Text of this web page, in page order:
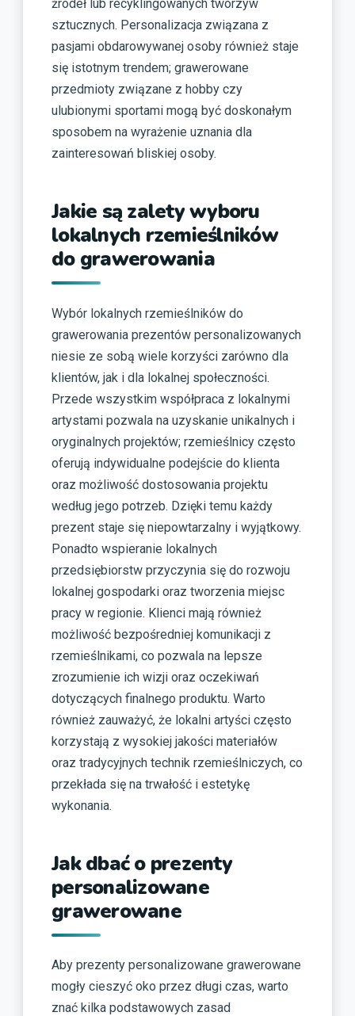
źródeł lub recyklingowanych tworzyw
sztucznych. Personalizacja związana z
pasjami obdarowywanej osoby również staje
się istotnym trendem; grawerowane
przedmioty związane z hobby czy
ulubionymi sportami mogą być doskonałym
sposobem na wyrażenie uznania dla
zainteresowań bliskiej osoby.
Jakie są zalety wyboru
lokalnych rzemieślników
do grawerowania
Wybór lokalnych rzemieślników do
grawerowania prezentów personalizowanych
niesie ze sobą wiele korzyści zarówno dla
klientów, jak i dla lokalnej społeczności.
Przede wszystkim współpraca z lokalnymi
artystami pozwala na uzyskanie unikalnych i
oryginalnych projektów; rzemieślnicy często
oferują indywidualne podejście do klienta
oraz możliwość dostosowania projektu
według jego potrzeb. Dzięki temu każdy
prezent staje się niepowtarzalny i wyjątkowy.
Ponadto wspieranie lokalnych
przedsiębiorstw przyczynia się do rozwoju
lokalnej gospodarki oraz tworzenia miejsc
pracy w regionie. Klienci mają również
możliwość bezpośredniej komunikacji z
rzemieślnikami, co pozwala na lepsze
zrozumienie ich wizji oraz oczekiwań
dotyczących finalnego produktu. Warto
również zauważyć, że lokalni artyści często
korzystają z wysokiej jakości materiałów
oraz tradycyjnych technik rzemieślniczych, co
przekłada się na trwałość i estetykę
wykonania.
Jak dbać o prezenty
personalizowane
grawerowane
Aby prezenty personalizowane grawerowane
mogły cieszyć oko przez długi czas, warto
znać kilka podstawowych zasad